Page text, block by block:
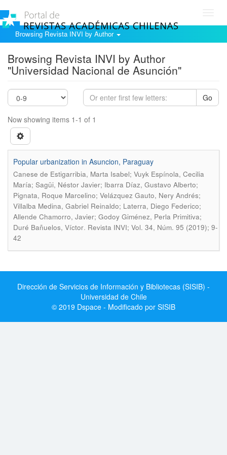
Browsing Revista INVI by Author
Browsing Revista INVI by Author
"Universidad Nacional de Asunción"
Go
Now showing items 1-1 of 1
Popular urbanization in Asuncion, Paraguay
Canese de Estigarribia, Marta Isabel; Vuyk Espínola, Cecilia
María; Sagüi, Néstor Javier; Ibarra Díaz, Gustavo Alberto;
Pignata, Roque Marcelino; Velázquez Gauto, Nery Andrés;
Villalba Medina, Gabriel Reinaldo; Laterra, Diego Federico;
Allende Chamorro, Javier; Godoy Giménez, Perla Primitiva;
Duré Bañuelos, Víctor. Revista INVI; Vol. 34, Núm. 95 (2019); 9-
42
Dirección de Servicios de Información y Bibliotecas (SISIB) -
Universidad de Chile
© 2019 Dspace - Modificado por SISIB